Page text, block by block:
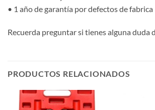
• 1 año de garantía por defectos de fabrica
Recuerda preguntar si tienes alguna duda
PRODUCTOS RELACIONADOS